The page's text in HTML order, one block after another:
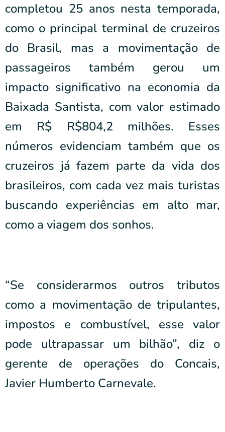
completou 25 anos nesta temporada,
como o principal terminal de cruzeiros
do Brasil, mas a movimentação de
passageiros também gerou um
impacto significativo na economia da
Baixada Santista, com valor estimado
em R$ R$804,2 milhões. Esses
números evidenciam também que os
cruzeiros já fazem parte da vida dos
brasileiros, com cada vez mais turistas
buscando experiências em alto mar,
como a viagem dos sonhos.
“Se considerarmos outros tributos
como a movimentação de tripulantes,
impostos e combustível, esse valor
pode ultrapassar um bilhão”, diz o
gerente de operações do Concais,
Javier Humberto Carnevale.